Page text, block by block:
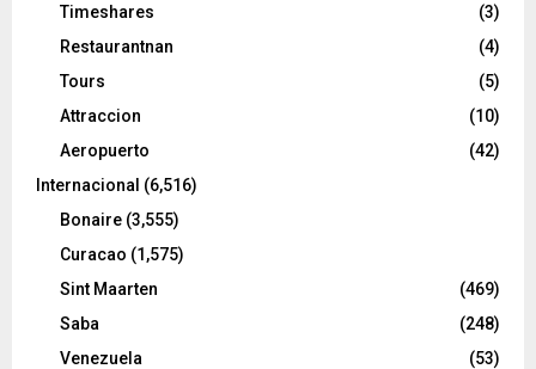
Timeshares
(3)
Restaurantnan
(4)
Tours
(5)
Attraccion
(10)
Aeropuerto
(42)
Internacional (6,516)
Bonaire (3,555)
Curacao (1,575)
Sint Maarten
(469)
Saba
(248)
Venezuela
(53)